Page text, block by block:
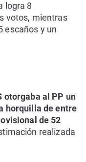
logra 8
votos, mientras
escaños y un
otorgaba al PP un
horquilla de entre
de 52
realizada